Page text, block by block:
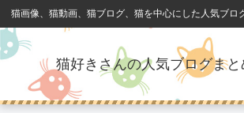
猫画像、猫動画、猫ブログ、猫を中心にした人気ブロ
猫好きさんの人気ブログま